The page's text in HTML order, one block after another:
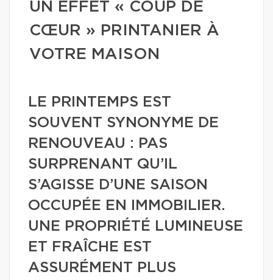
UN EFFET « COUP DE
CŒUR » PRINTANIER À
VOTRE MAISON
LE PRINTEMPS EST
SOUVENT SYNONYME DE
RENOUVEAU : PAS
SURPRENANT QU’IL
S’AGISSE D’UNE SAISON
OCCUPÉE EN IMMOBILIER.
UNE PROPRIÉTÉ LUMINEUSE
ET FRAÎCHE EST
ASSURÉMENT PLUS